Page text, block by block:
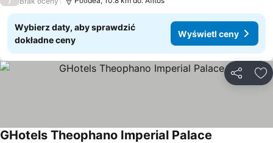
Wybierz daty, aby sprawdzić
dokładne ceny
Wyświetl ceny
GHotels Theophano Imperial Palace